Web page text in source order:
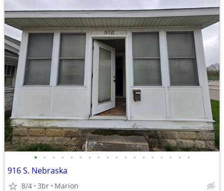
• • • • • • • • • • • • • • • • • •
916 S. Nebraska
8/4 3br Marion